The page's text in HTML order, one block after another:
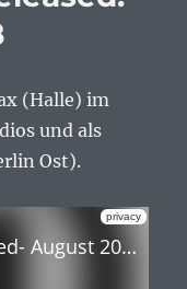
(Halle) im
und als
Ost).